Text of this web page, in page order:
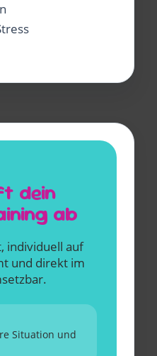
dein
ab
individuell auf
und direkt im
Situation und